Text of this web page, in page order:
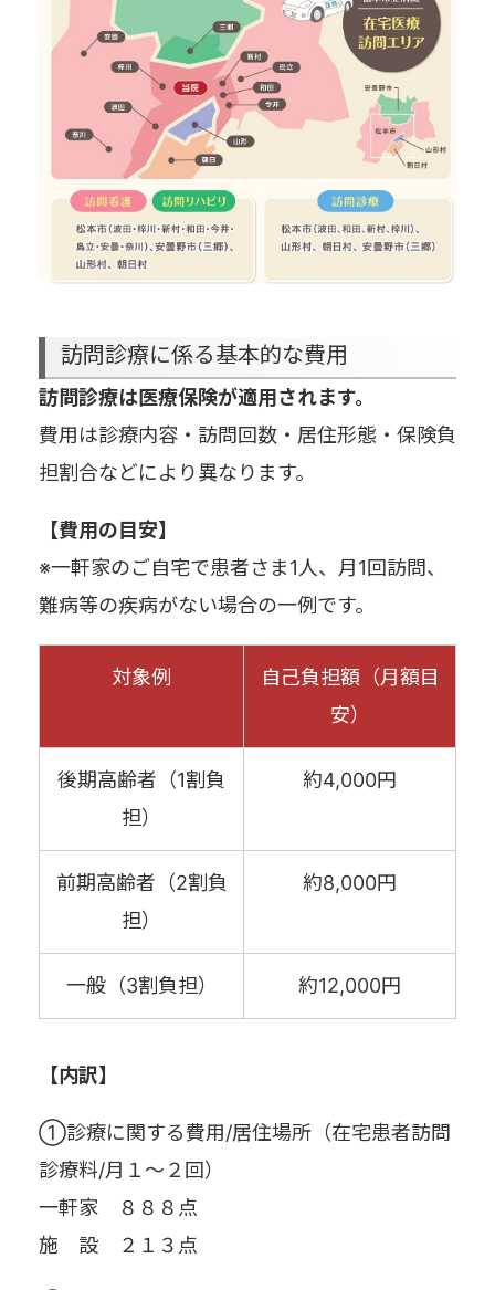
訪問診療に係る基本的な費用
訪問診療は医療保険が適用されます。
費用は診療内容・訪問回数・居住形態・保険負
担割合などにより異なります。
【費用の目安】
※一軒家のご自宅で患者さま1人、月1回訪問、
難病等の疾病がない場合の一例です。
対象例
自己負担額（月額目
安）
後期高齢者（1割負
担）
約4,000円
前期高齢者（2割負
担）
約8,000円
一般（3割負担） 約12,000円
【内訳】
①診療に関する費用/居住場所（在宅患者訪問
診療料/月１～２回）
一軒家 ８８８点
施 設 ２１３点